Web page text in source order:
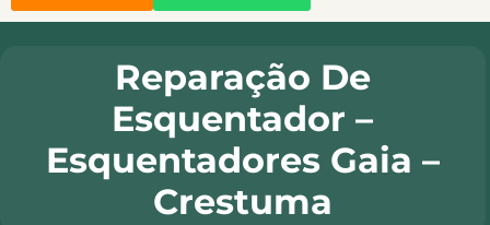
Reparação De
Esquentador –
Esquentadores Gaia –
Crestuma